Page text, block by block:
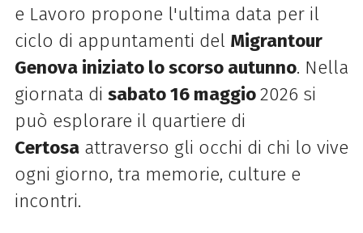
e Lavoro propone l'ultima data per il
ciclo di appuntamenti del Migrantour
Genova iniziato lo scorso autunno. Nella
giornata di sabato 16 maggio2026 si
può esplorare il quartiere di
Certosaattraverso gli occhi di chi lo vive
ogni giorno, tra memorie, culture e
incontri.